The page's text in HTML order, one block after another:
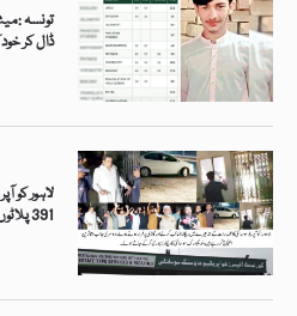
تونسہ
ڈال کر
391 پلاٹوں کی فائلیں غائب